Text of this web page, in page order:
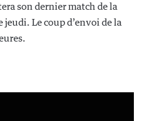
son dernier match de la
Le coup d’envoi de la